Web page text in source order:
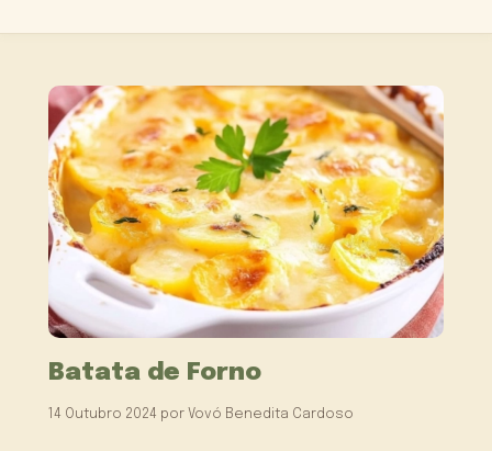
Batata de Forno
14 Outubro 2024 por Vovó Benedita Cardoso